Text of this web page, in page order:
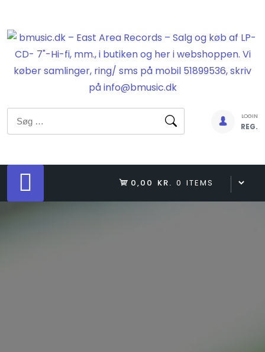
content
Søg
efter:
LOGIN
REG.
0,00 KR. 0 ITEMS